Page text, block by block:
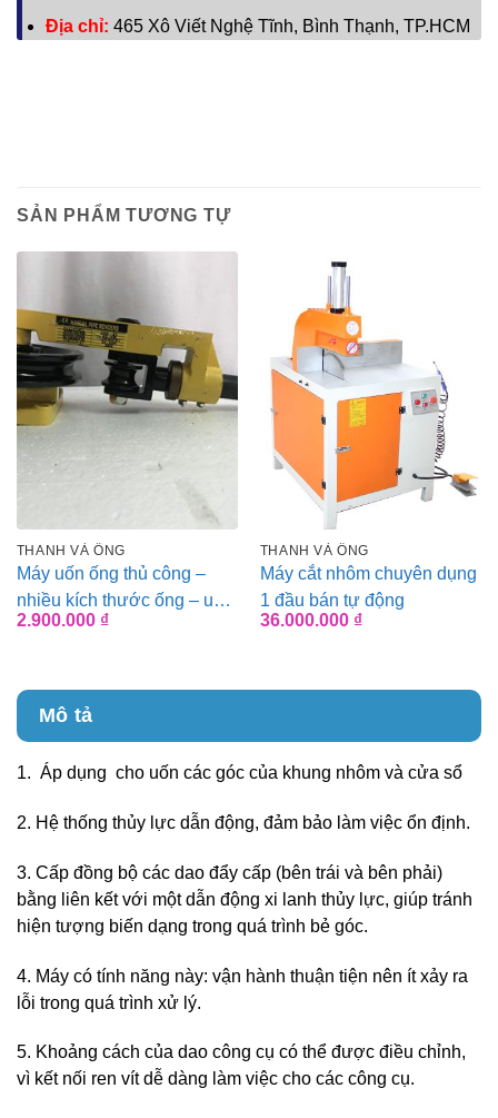
Địa chỉ: 465 Xô Viết Nghệ Tĩnh, Bình Thạnh, TP.HCM
SẢN PHẨM TƯƠNG TỰ
THANH VÀ ỐNG
Máy uốn ống thủ công –
nhiều kích thước ống – uốn
chữ U
2.900.000 ₫
THANH VÀ ỐNG
Máy cắt nhôm chuyên dụng
1 đầu bán tự động
36.000.000 ₫
Mô tả
1. Áp dụng cho uốn các góc của khung nhôm và cửa sổ
2. Hệ thống thủy lực dẫn động, đảm bảo làm việc ổn định.
3. Cấp đồng bộ các dao đẩy cấp (bên trái và bên phải)
bằng liên kết với một dẫn động xi lanh thủy lực, giúp tránh
hiện tượng biến dạng trong quá trình bẻ góc.
4. Máy có tính năng này: vận hành thuận tiện nên ít xảy ra
lỗi trong quá trình xử lý.
5. Khoảng cách của dao công cụ có thể được điều chỉnh,
vì kết nối ren vít dễ dàng làm việc cho các công cụ.